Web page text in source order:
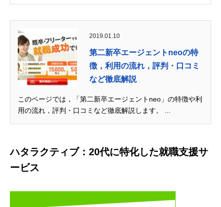
2019.01.10
第二新卒エージェントneoの特
徴，利用の流れ，評判・口コミ
など徹底解説
このページでは，「第二新卒エージェントneo」の特徴や利
用の流れ，評判・口コミなど徹底解説します。 ...
ハタラクティブ：20代に特化した就職支援サ
ービス